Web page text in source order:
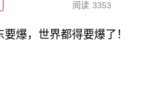
阅读 3353
爆，世界都得要爆了！